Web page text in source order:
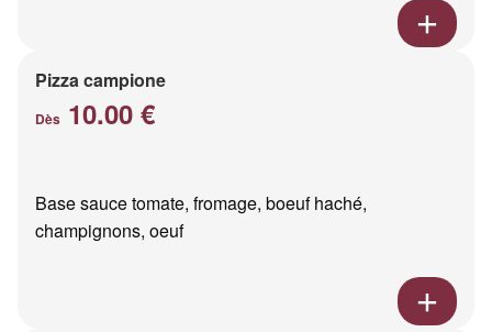
Pizza campione
Dès 10.00 €
Base sauce tomate, fromage, boeuf haché,
champignons, oeuf